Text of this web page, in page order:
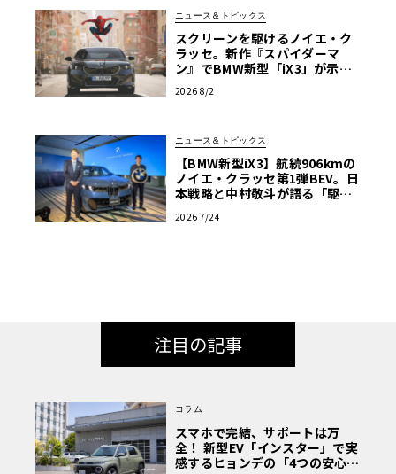
ニュース＆トピックス
スクリーンを駆けるノイエ・ク
ラッセ。新作『スパイダーマ
ン』でBMW新型「iX3」が示す
2026 8/2
ニュース＆トピックス
【BMW新型iX3】航続906kmの
ノイエ・クラッセ第1弾BEV。日
本戦略と中村敬斗が語る「駆け
2026 7/24
注目の記事
コラム
スマホで完結、サポートは万
全！ 新型EV「インスター」で実
感するヒョンデの「4つの安心」